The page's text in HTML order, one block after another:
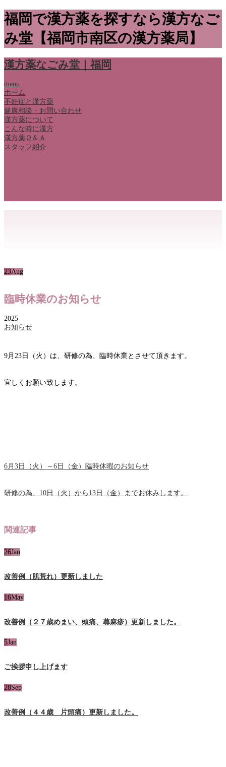
福岡で漢方薬を探すなら漢方なご
み堂【福岡市南区の漢方薬局】
漢方薬なごみ堂｜福岡
menu
ホーム
不妊症と漢方薬
健康相談・お問い合わせ
漢方薬について
こんな時に漢方
漢方薬Ｑ＆Ａ
スタッフ紹介
23Aug
臨時休業のお知らせ
2025
お知らせ
9月23日（火）は、研修の為、臨時休業とさせて頂きます。
宜しくお願い致します。
6月3日（火）～6日（金）臨時休暇のお知らせ
研修の為、10日（火）から13日（金）までお休みします。
関連記事
26Jan
改善例（肌荒れ）更新しました
16May
改善例（２７歳めまい、頭痛、蕁麻疹）更新しました。
5Jan
ご挨拶申し上げます
28Sep
改善例（４４歳 片頭痛）更新しました。